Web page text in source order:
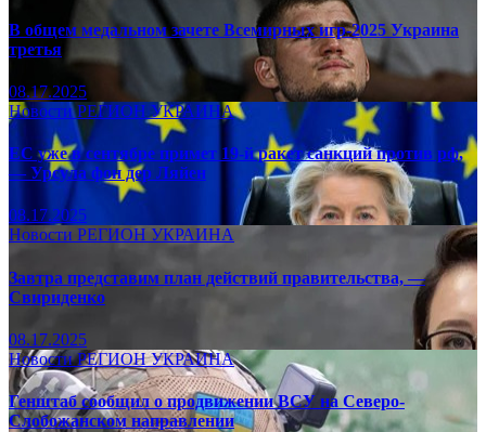
В общем медальном зачете Всемирных игр-2025 Украина
третья
08.17.2025
НовостиРЕГИОНУКРАИНА
ЕС уже в сентябре примет 19-й ракет санкций против рф,
— Урсула фон дер Ляйен
08.17.2025
Новости РЕГИОН УКРАИНА
Завтра представим план действий правительства, —
Свириденко
08.17.2025
НовостиРЕГИОНУКРАИНА
Генштаб сообщил о продвижении ВСУ на Северо-
Слобожанском направлении